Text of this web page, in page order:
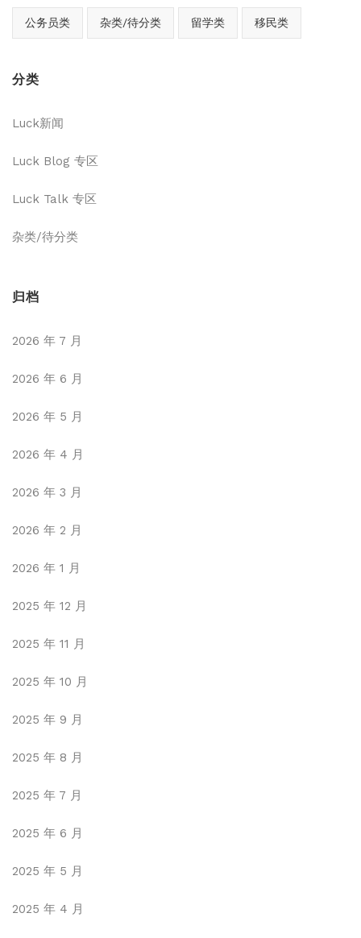
公务员类 杂类/待分类 留学类 移民类
分类
Luck新闻
Luck Blog 专区
Luck Talk 专区
杂类/待分类
归档
2026 年 7 月
2026 年 6 月
2026 年 5 月
2026 年 4 月
2026 年 3 月
2026 年 2 月
2026 年 1 月
2025 年 12 月
2025 年 11 月
2025 年 10 月
2025 年 9 月
2025 年 8 月
2025 年 7 月
2025 年 6 月
2025 年 5 月
2025 年 4 月